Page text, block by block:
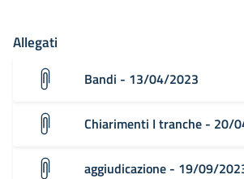
Allegati
Bandi - 13/04/2023
Chiarimenti I tranche - 20/
aggiudicazione - 19/09/